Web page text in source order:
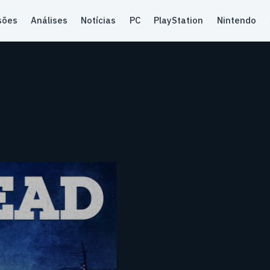
Análises Notícias PC PlayStation Nintendo